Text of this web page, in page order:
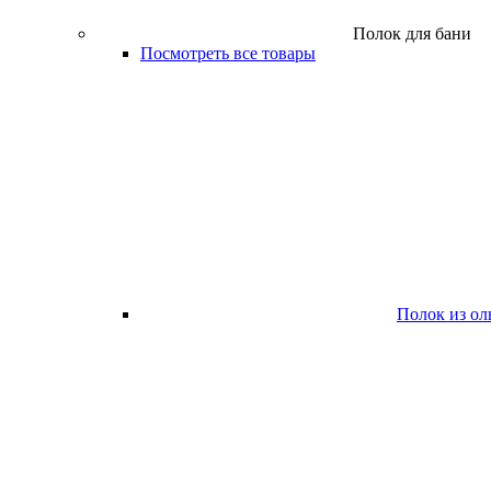
Полок для бани
Посмотреть все товары
Полок из